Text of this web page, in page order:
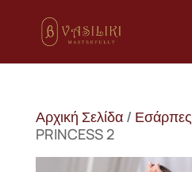
Αρχική Σελίδα/ Εσάρπες
PRINCESS 2